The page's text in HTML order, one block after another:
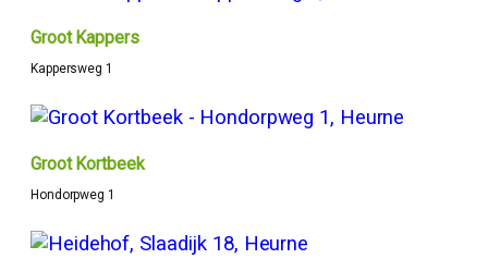
Groot Kappers
Kappersweg 1
Groot Kortbeek
Hondorpweg 1